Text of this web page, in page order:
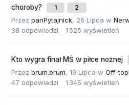
choroby?
1 2
Przez panPytajnick, 26 Lipca w
38 odpowiedzi 1 525 wyświetleń
Kto wygra finał MŚ w piłce nożnej
Przez brum.brum, 19 Lipca w Off-
47 odpowiedzi 1 345 wyświetleń